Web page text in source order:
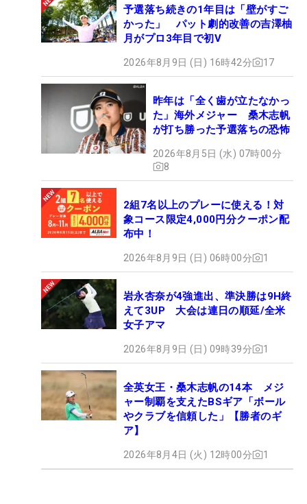
予選落ち続きの1年目は「壁がすご
かった」 パット劇的改善の吉澤柚
月がプロ3年目で初V
2026年8月9日 (日) 16時42分 17
昨年は「全く歯が立たなかっ
た」海外メジャー 桑木志帆
が打ち勝った予選落ちの恐怖
2026年8月5日 (水) 07時00分
8
2組7名以上のプレーに使える！対
象コース限定4,000円分クーポン配
布中！
2026年8月9日 (日) 06時00分 1
岩永杏奈が4強進出、準決勝は9H終
えて3UP 大会は連日の順延/全米
女子アマ
2026年8月9日 (日) 09時39分 1
全英女王・桑木志帆の14本 メジ
ャー制覇を支えたBSギア「ボール
やクラブを信頼した」【勝者のギ
ア】
2026年8月4日 (火) 12時00分 1